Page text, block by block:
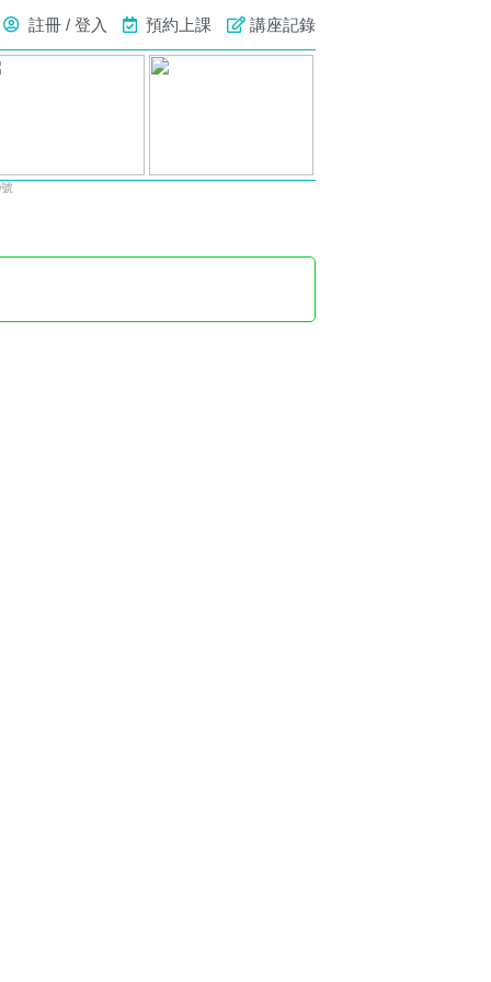
註冊 / 登入 預約上課 講座記錄